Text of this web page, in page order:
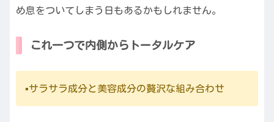
め息をついてしまう日もあるかもしれません。
これ一つで内側からトータルケア
▪️サラサラ成分と美容成分の贅沢な組み合わせ